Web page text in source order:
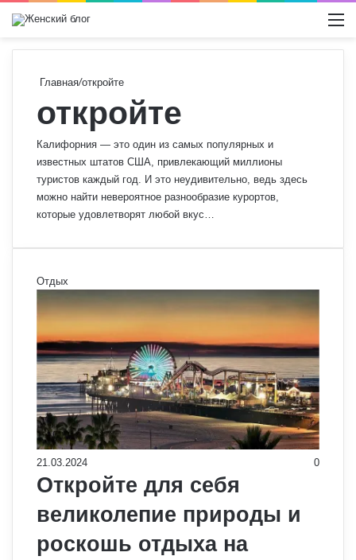
Главная/откройте
откройте
Калифорния — это один из самых популярных и
известных штатов США, привлекающий миллионы
туристов каждый год. И это неудивительно, ведь здесь
можно найти невероятное разнообразие курортов,
которые удовлетворят любой вкус…
Отдых
21.03.2024 0
Откройте для себя
великолепие природы и
роскошь отдыха на